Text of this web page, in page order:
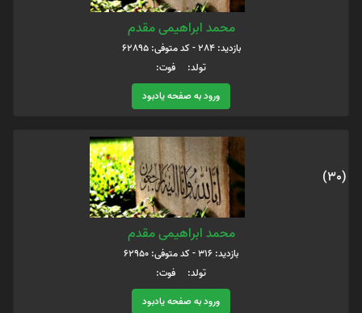
محمد ابراهیمی مقدم
بازدید: 284 - کد متوفی: 62895
تولد: فوت:
ورود به صفحه یادبود
(30)
محمد ابراهیمی مقدم
بازدید: 316 - کد متوفی: 62950
تولد: فوت:
ورود به صفحه یادبود